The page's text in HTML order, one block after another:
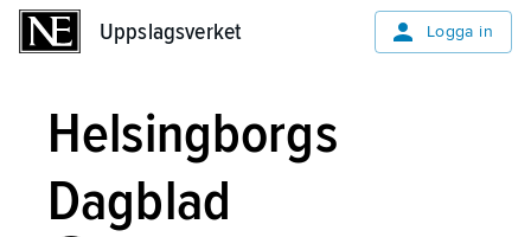
Uppslagsverket Logga in
Helsingborgs
Dagblad